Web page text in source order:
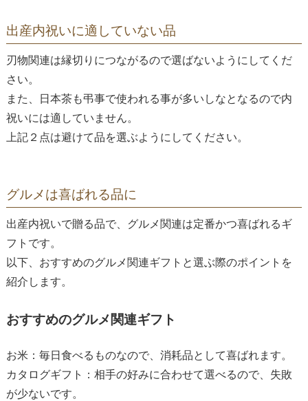
出産内祝いに適していない品
刃物関連は縁切りにつながるので選ばないようにしてくだ
さい。
また、日本茶も弔事で使われる事が多いしなとなるので内
祝いには適していません。
上記２点は避けて品を選ぶようにしてください。
グルメは喜ばれる品に
出産内祝いで贈る品で、グルメ関連は定番かつ喜ばれるギ
フトです。
以下、おすすめのグルメ関連ギフトと選ぶ際のポイントを
紹介します。
おすすめのグルメ関連ギフト
お米：毎日食べるものなので、消耗品として喜ばれます。
カタログギフト：相手の好みに合わせて選べるので、失敗
が少ないです。